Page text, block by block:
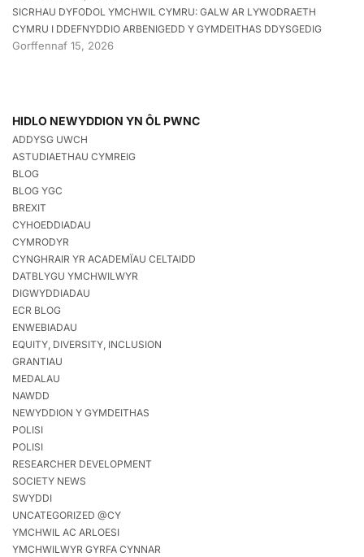
SICRHAU DYFODOL YMCHWIL CYMRU: GALW AR LYWODRAETH
CYMRU I DDEFNYDDIO ARBENIGEDD Y GYMDEITHAS DDYSGEDIG
Gorffennaf 15, 2026
HIDLO NEWYDDION YN ÔL PWNC
ADDYSG UWCH
ASTUDIAETHAU CYMREIG
BLOG
BLOG YGC
BREXIT
CYHOEDDIADAU
CYMRODYR
CYNGHRAIR YR ACADEMÏAU CELTAIDD
DATBLYGU YMCHWILWYR
DIGWYDDIADAU
ECR BLOG
ENWEBIADAU
EQUITY, DIVERSITY, INCLUSION
GRANTIAU
MEDALAU
NAWDD
NEWYDDION Y GYMDEITHAS
POLISI
POLISI
RESEARCHER DEVELOPMENT
SOCIETY NEWS
SWYDDI
UNCATEGORIZED @CY
YMCHWIL AC ARLOESI
YMCHWILWYR GYRFA CYNNAR